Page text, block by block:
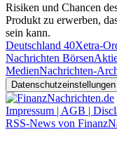
Risiken und Chancen
Produkt zu erwerben,
sein kann.
Deutschland 40Xetra-
Nachrichten Börsen
MedienNachrichten-
Datenschutzeinstellungen
Impressum | AGB |
RSS-News von